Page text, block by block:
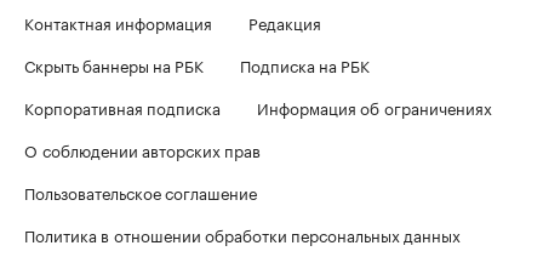
Контактная информация
Редакция
Скрыть баннеры на РБК
Подписка на РБК
Корпоративная подписка
Информация об ограничениях
О соблюдении авторских прав
Пользовательское соглашение
Политика в отношении обработки персональных данных